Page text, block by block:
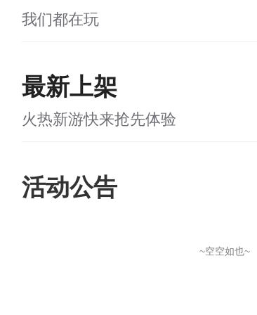
我们都在玩
最新上架
火热新游快来抢先体验
活动公告
~空空如也~